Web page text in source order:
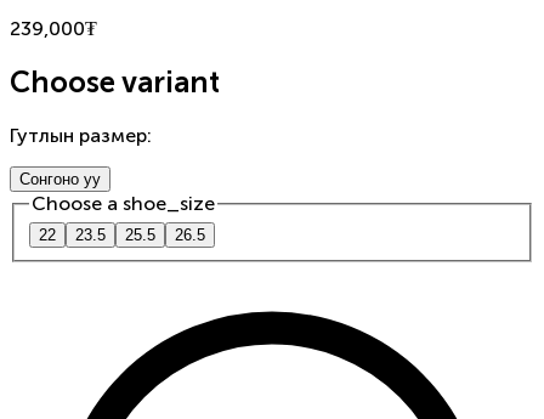
239,000₮
Choose variant
Гутлын размер:
Сонгоно уу
Choose a shoe_size
22 23.5 25.5 26.5